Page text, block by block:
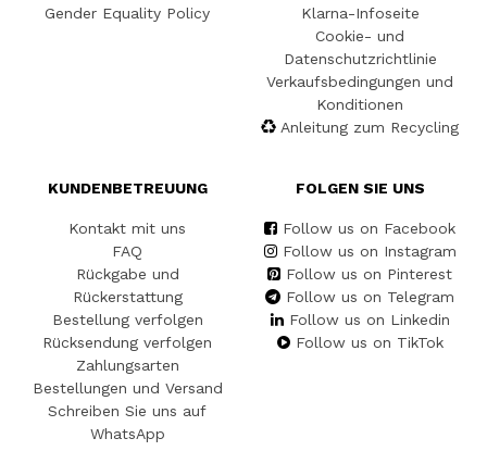
Gender Equality Policy
Klarna-Infoseite
Cookie- und
Datenschutzrichtlinie
Verkaufsbedingungen und
Konditionen
Anleitung zum Recycling
KUNDENBETREUUNG
Kontakt mit uns
FAQ
Rückgabe und
Rückerstattung
Bestellung verfolgen
Rücksendung verfolgen
Zahlungsarten
Bestellungen und Versand
Schreiben Sie uns auf
WhatsApp
FOLGEN SIE UNS
Follow us on Facebook
Follow us on Instagram
Follow us on Pinterest
Follow us on Telegram
Follow us on Linkedin
Follow us on TikTok